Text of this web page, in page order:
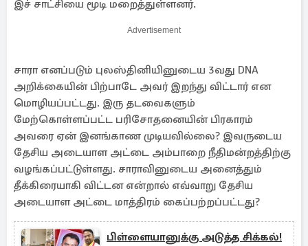
இச் சாட்சியை மூடி மறைத்துள்ளனர்.
Advertisement
சாரா எனப்படும் புலஸ்தினியினுடைய 3வது DNA
அறிக்கையின் பிற்பாடே அவர் இறந்து விட்டார் என
மொழியப்பட்டது. இரு தடவைகளும்
மேற்கொள்ளப்பட்ட பரிசோதனையின் பிரகாரம்
அவரை ஏன் இனங்காண முடியவில்லை? இவருடைய
தேசிய அடையாள அட்டை அம்பாறை நீதிமன்றத்திற்கு
வழங்கப்பட்டுள்ளது. சாராவினுடைய அனைத்தும்
தீக்கிரையாகி விட்டன என்றால் எவ்வாறு தேசிய
அடையாள அட்டை மாத்திரம் கைப்பற்றப்பட்டது?
பிள்ளையானுக்கு அடுத்த சிக்கல்!